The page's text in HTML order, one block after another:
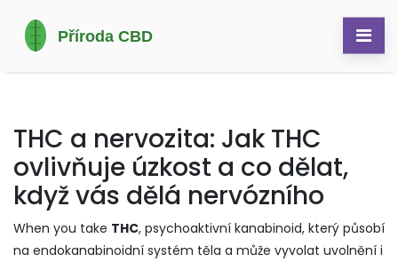
THC a nervozita: Jak THC
ovlivňuje úzkost a co dělat,
když vás dělá nervózního
When you take THC, psychoaktivní kanabinoid, který působí
na endokanabinoidní systém těla a může vyvolat uvolnění i